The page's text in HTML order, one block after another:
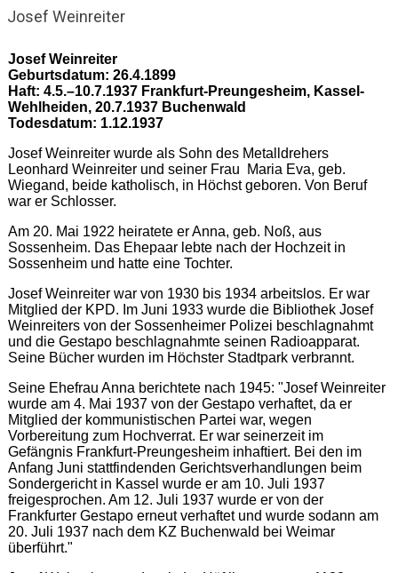
SOSSENHEIM
Josef Weinreiter
Josef Weinreiter
Geburtsdatum: 26.4.1899
Haft: 4.5.–10.7.1937 Frankfurt-Preungesheim, Kassel-
Wehlheiden, 20.7.1937 Buchenwald
Todesdatum: 1.12.1937
Josef Weinreiter wurde als Sohn des Metalldrehers
Leonhard Weinreiter und seiner Frau Maria Eva, geb.
Wiegand, beide katholisch, in Höchst geboren. Von Beruf
war er Schlosser.
Am 20. Mai 1922 heiratete er Anna, geb. Noß, aus
Sossenheim. Das Ehepaar lebte nach der Hochzeit in
Sossenheim und hatte eine Tochter.
Josef Weinreiter war von 1930 bis 1934 arbeitslos. Er war
Mitglied der KPD. Im Juni 1933 wurde die Bibliothek Josef
Weinreiters von der Sossenheimer Polizei beschlagnahmt
und die Gestapo beschlagnahmte seinen Radioapparat.
Seine Bücher wurden im Höchster Stadtpark verbrannt.
Seine Ehefrau Anna berichtete nach 1945: "Josef Weinreiter
wurde am 4. Mai 1937 von der Gestapo verhaftet, da er
Mitglied der kommunistischen Partei war, wegen
Vorbereitung zum Hochverrat. Er war seinerzeit im
Gefängnis Frankfurt-Preungesheim inhaftiert. Bei den im
Anfang Juni stattfindenden Gerichtsverhandlungen beim
Sondergericht in Kassel wurde er am 10. Juli 1937
freigesprochen. Am 12. Juli 1937 wurde er von der
Frankfurter Gestapo erneut verhaftet und wurde sodann am
20. Juli 1937 nach dem KZ Buchenwald bei Weimar
überführt."